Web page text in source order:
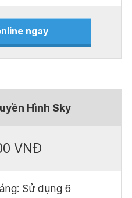
ngay
Hình Sky
VNĐ
Sử dụng 6